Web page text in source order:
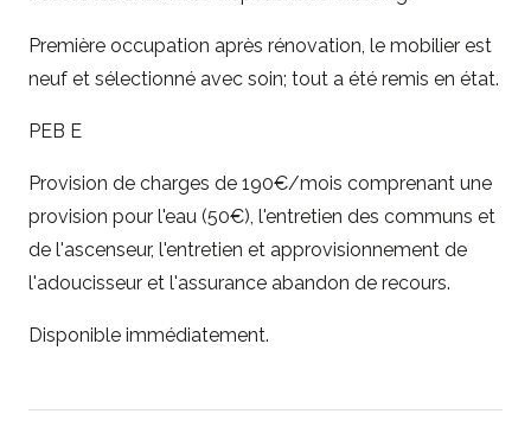
Première occupation après rénovation, le mobilier est
neuf et sélectionné avec soin; tout a été remis en état.
PEB E
Provision de charges de 190€/mois comprenant une
provision pour l'eau (50€), l'entretien des communs et
de l'ascenseur, l'entretien et approvisionnement de
l'adoucisseur et l'assurance abandon de recours.
Disponible immédiatement.